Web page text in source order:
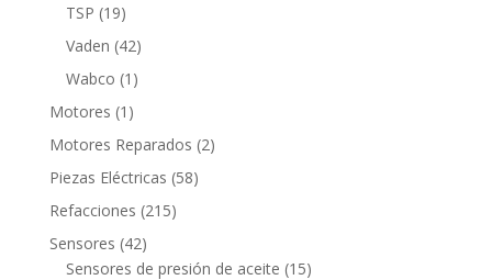
TSP 1919
productos
Vaden 4242
productos
Wabco 1 1
producto
Motores 1 1
producto
Motores Reparados 22
Piezas Eléctricas 5858
Refacciones 215215
Sensores 4242
productos
Sensores de presión de aceite 1515